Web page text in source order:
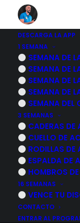
DESCARGA LA APP
1 SEMANA
SEMANA DE
SEMANA DE
SEMANA DE
SEMANA DE
SEMANA DEL
3 SEMANAS
CADERAS DE
CUELLO DE
RODILLAS DE
ESPALDA DE
HOMBROS
16 SEMANAS
VENCE TU
CONTACTO
ENTRAR AL
Descubre a
24 julio, 2023
RUTINA de
los PIES,
lesiones –